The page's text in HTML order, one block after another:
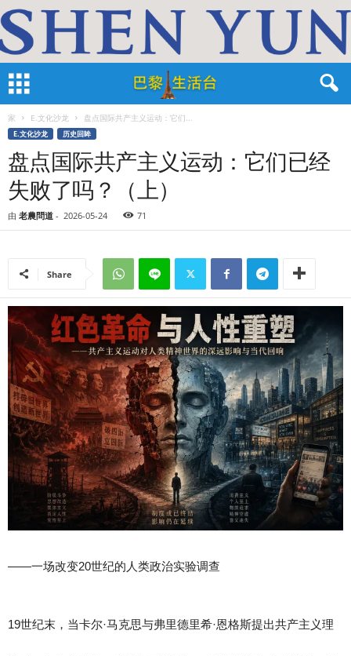
家 E.文化沙龙 盘点国际共产主义运动：它们...
E.文化沙龙 历史回眸
盘点国际共产主义运动：它们已经
失败了吗？（上）
由 老農問道 - 2026-05-24 71
Share
——一场改变20世纪的人类政治实验调查
19世纪末，当卡尔·马克思与弗里德里希·恩格斯提出共产主义理